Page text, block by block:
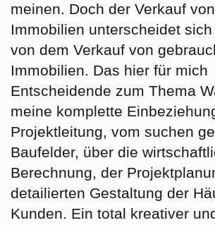
meinen. Doch der Verkauf
Immobilien unterscheidet
von dem Verkauf von
Immobilien. Das hier für mich
Entscheidende zum Thema
meine komplette
Projektleitung, vom suchen
Baufelder, über die
Berechnung, der
detailierten Gestaltung der
Kunden. Ein total kreativer